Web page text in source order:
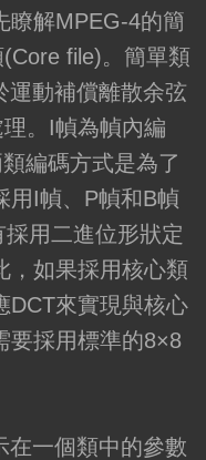
瞭解MPEG-4的簡
file)。簡單類
運動補償離散余弦
。I幀為幀內編
編碼方式是為了
用I幀、P幀和B幀
用二進位形狀定
，如果採用核心類
DCT來實現與核心
要採用標準的8×8
在一個類中的參數